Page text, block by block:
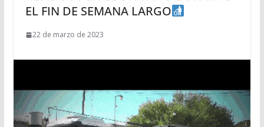
EL FIN DE SEMANA LARGO
22 de marzo de 2023